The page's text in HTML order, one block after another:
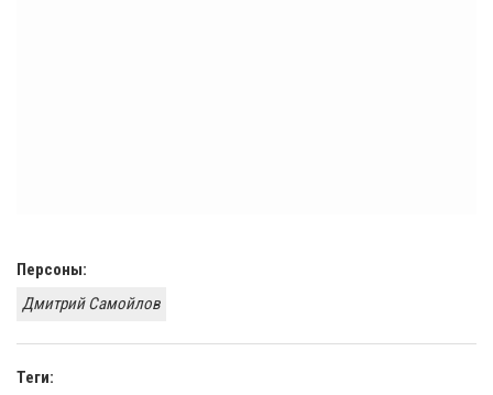
Персоны:
Дмитрий Самойлов
Теги: